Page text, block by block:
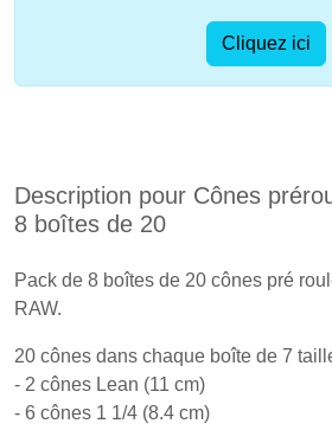
Cliquez ici
Description pour Cônes
8 boîtes de 20
Pack de 8 boîtes de 20 cônes pré
RAW.
20 cônes dans chaque boîte de 7
- 2 cônes Lean (11 cm)
- 6 cônes 1 1/4 (8.4 cm)